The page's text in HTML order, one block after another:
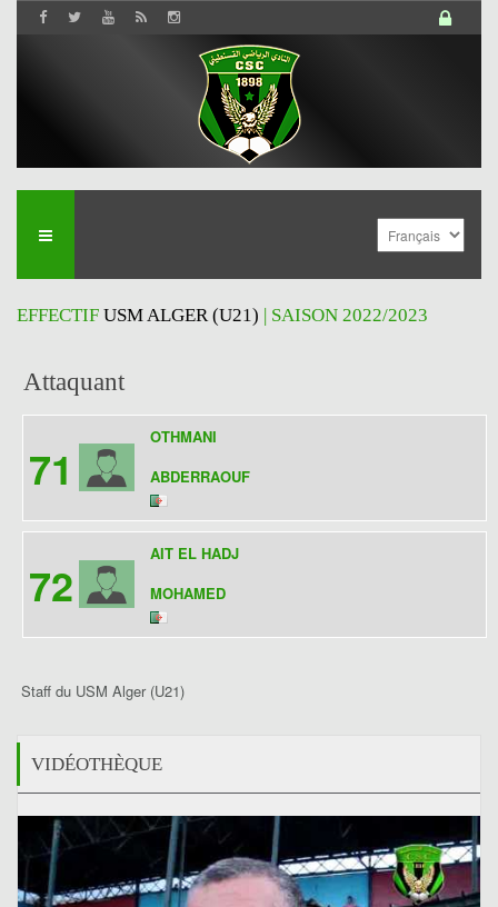
EFFECTIF USM ALGER (U21) | SAISON 2022/2023
Attaquant
71
OTHMANI
ABDERRAOUF
72
AIT EL HADJ
MOHAMED
Staff du USM Alger (U21)
VIDÉOTHÈQUE